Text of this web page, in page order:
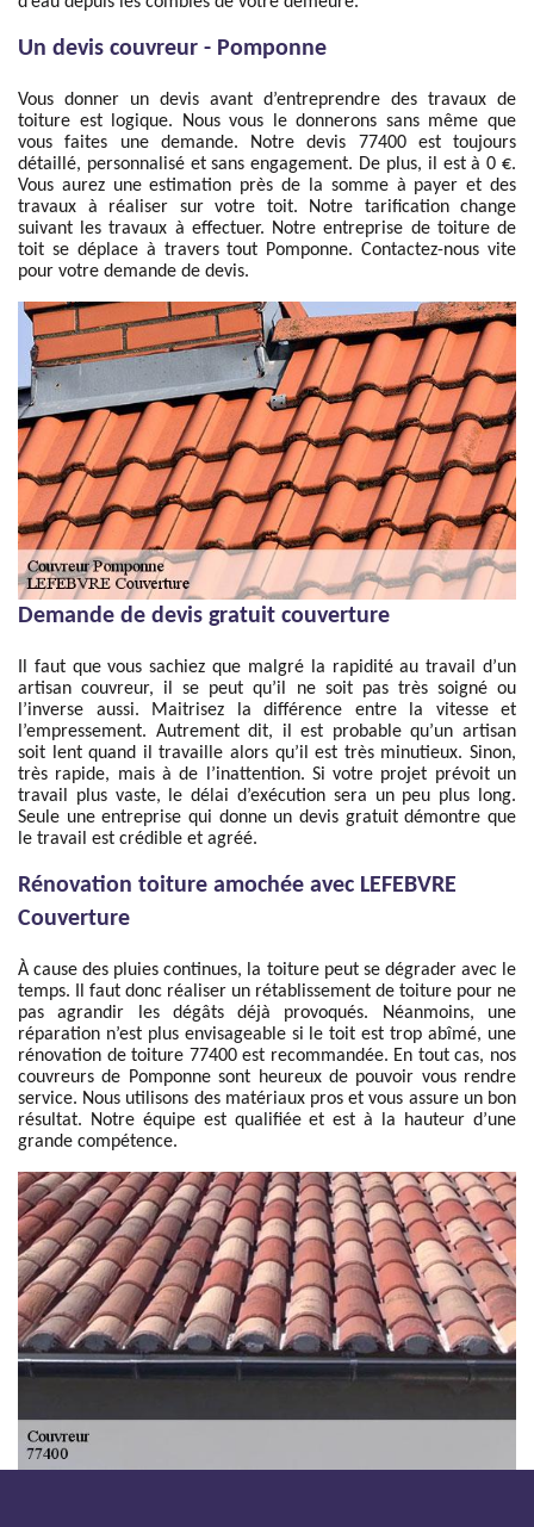
Un devis couvreur - Pomponne
Vous donner un devis avant d’entreprendre des travaux de
toiture est logique. Nous vous le donnerons sans même que
vous faites une demande. Notre devis 77400 est toujours
détaillé, personnalisé et sans engagement. De plus, il est à 0 €.
Vous aurez une estimation près de la somme à payer et des
travaux à réaliser sur votre toit. Notre tarification change
suivant les travaux à effectuer. Notre entreprise de toiture de
toit se déplace à travers tout Pomponne. Contactez-nous vite
pour votre demande de devis.
Demande de devis gratuit couverture
Il faut que vous sachiez que malgré la rapidité au travail d’un
artisan couvreur, il se peut qu’il ne soit pas très soigné ou
l’inverse aussi. Maitrisez la différence entre la vitesse et
l’empressement. Autrement dit, il est probable qu’un artisan
soit lent quand il travaille alors qu’il est très minutieux. Sinon,
très rapide, mais à de l’inattention. Si votre projet prévoit un
travail plus vaste, le délai d’exécution sera un peu plus long.
Seule une entreprise qui donne un devis gratuit démontre que
le travail est crédible et agréé.
Rénovation toiture amochée avec LEFEBVRE
Couverture
À cause des pluies continues, la toiture peut se dégrader avec le
temps. Il faut donc réaliser un rétablissement de toiture pour ne
pas agrandir les dégâts déjà provoqués. Néanmoins, une
réparation n’est plus envisageable si le toit est trop abîmé, une
rénovation de toiture 77400 est recommandée. En tout cas, nos
couvreurs de Pomponne sont heureux de pouvoir vous rendre
service. Nous utilisons des matériaux pros et vous assure un bon
résultat. Notre équipe est qualifiée et est à la hauteur d’une
grande compétence.